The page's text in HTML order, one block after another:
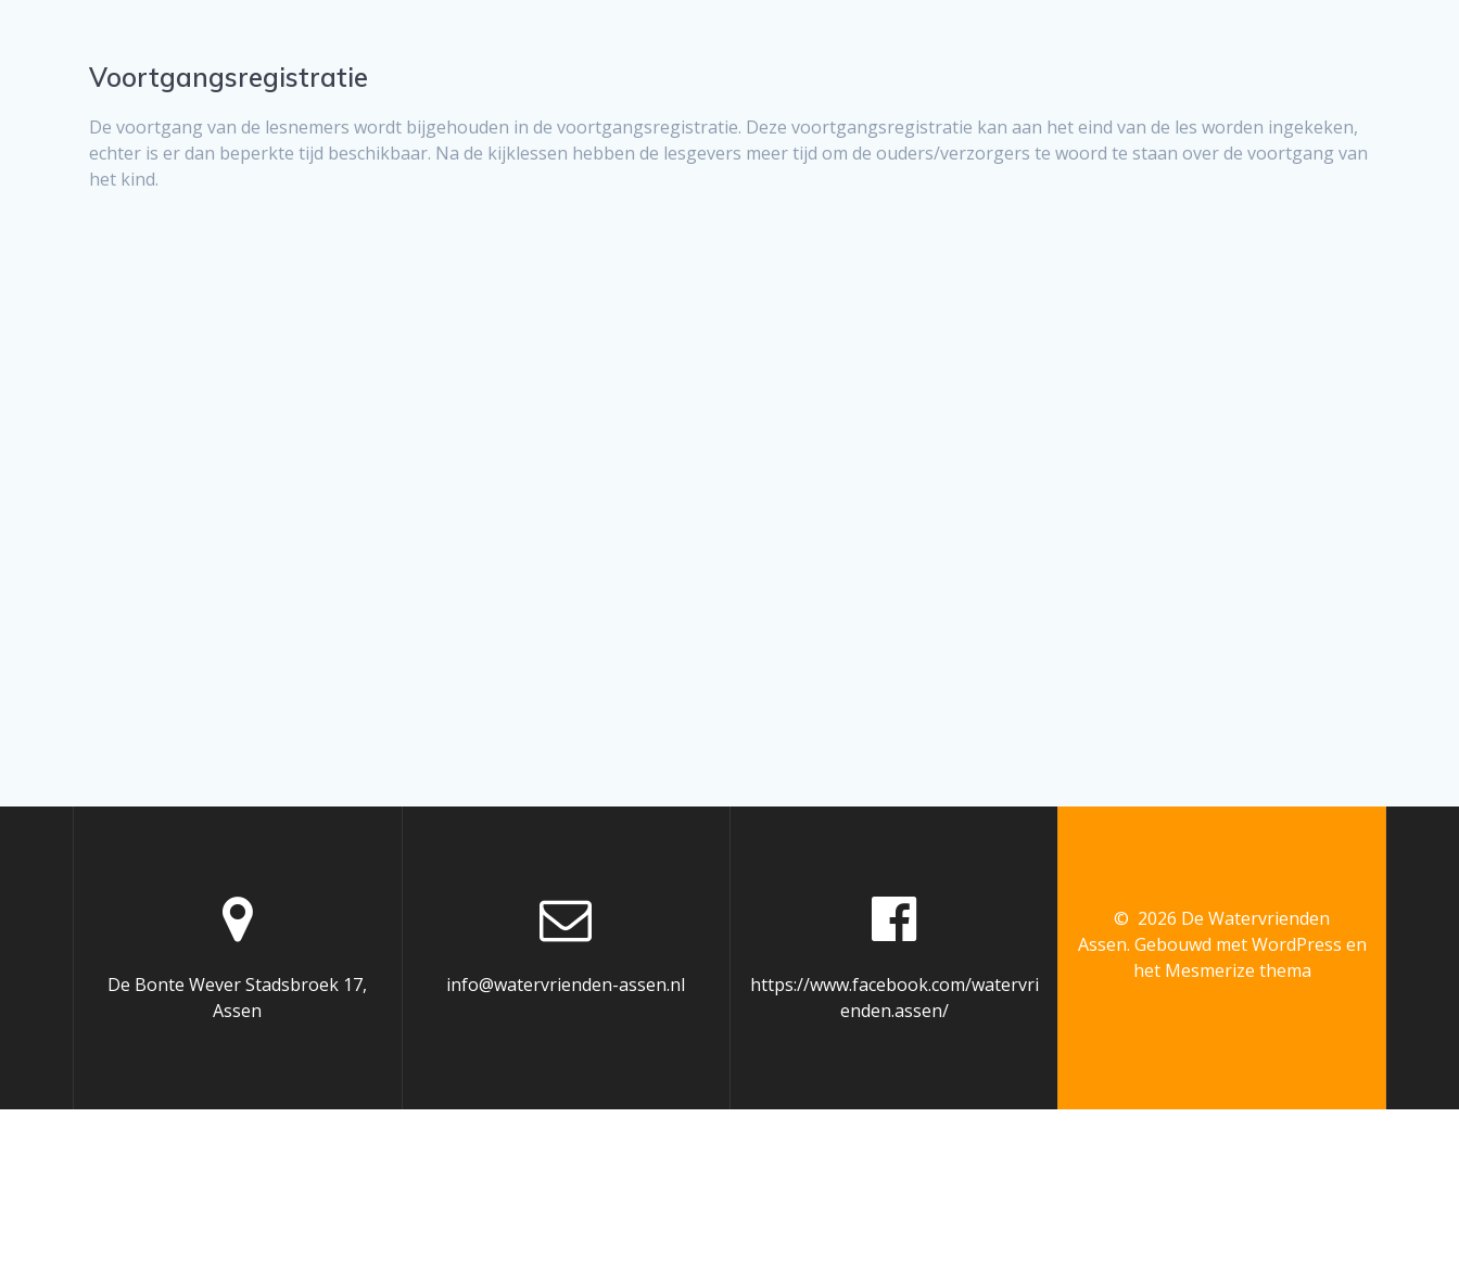
Voortgangsregistratie
De voortgang van de lesnemers wordt bijgehouden in de voortgangsregistratie. Deze voortgangsregistratie kan aan het eind van de les worden ingekeken,
echter is er dan beperkte tijd beschikbaar. Na de kijklessen hebben de lesgevers meer tijd om de ouders/verzorgers te woord te staan over de voortgang van
het kind.
De Bonte Wever Stadsbroek 17,
Assen
info@watervrienden-assen.nl
https://www.facebook.com/watervri
enden.assen/
© 2026 De Watervrienden
Assen. Gebouwd met WordPress en
het Mesmerize thema